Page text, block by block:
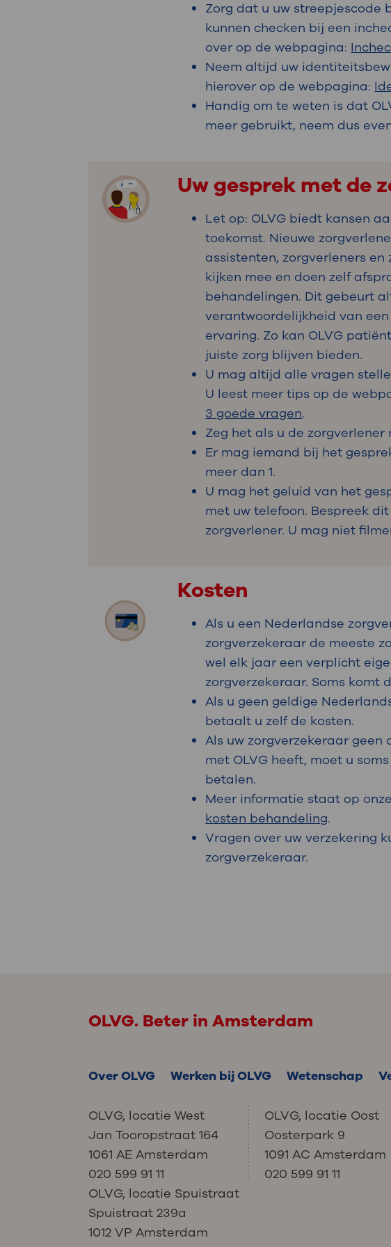
Zorg dat u uw streepjescode
kunnen checken bij een
over op de webpagina:
Neem altijd uw
hierover op de webpagina:
Handig om te weten is dat
meer gebruikt, neem dus
Uw gesprek met de
Let op: OLVG biedt kansen
toekomst. Nieuwe
assistenten, zorgverleners
kijken mee en doen zelf
behandelingen. Dit gebeurt
verantwoordelijkheid van
ervaring. Zo kan OLVG
juiste zorg blijven bieden.
U mag altijd alle vragen
U leest meer tips op de
3 goede vragen.
Zeg het als u de
Er mag iemand bij het
meer dan 1.
U mag het geluid van het
met uw telefoon. Bespreek
zorgverlener. U mag niet
Kosten
Als u een Nederlandse
zorgverzekeraar de meeste
wel elk jaar een verplicht
zorgverzekeraar. Soms komt
Als u geen geldige
betaalt u zelf de kosten.
Als uw zorgverzekeraar
met OLVG heeft, moet u
betalen.
Meer informatie staat op
kosten behandeling.
Vragen over uw verzekering
zorgverzekeraar.
OLVG. Beter in Amsterdam
Over OLVG Werken bij OLVG Wetenschap
OLVG, locatie West
Jan Tooropstraat 164
1061 AE Amsterdam
020 599 91 11
OLVG, locatie Oost
Oosterpark 9
1091 AC Amsterdam
020 599 91 11
OLVG, locatie Spuistraat
Spuistraat 239a
1012 VP Amsterdam